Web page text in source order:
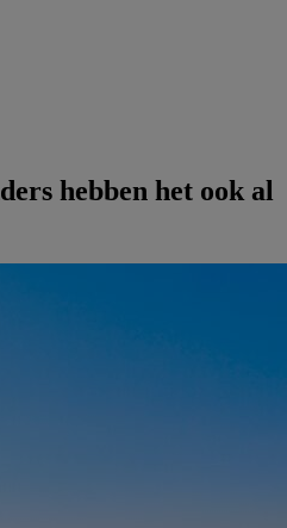
hebben het ook al